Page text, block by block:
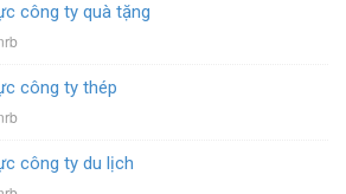
công ty quà tặng
công ty thép
công ty du lịch